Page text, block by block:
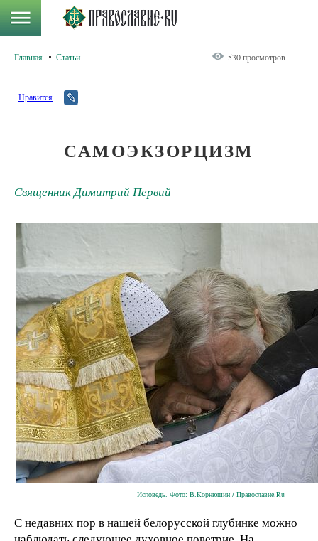
Главная Статьи 530 просмотров
Нравится
САМОЭКЗОРЦИЗМ
Священник Димитрий Первий
Исповедь. Фото: В.Корнюшин / Православие.Ru
С недавних пор в нашей белорусской глубинке можно